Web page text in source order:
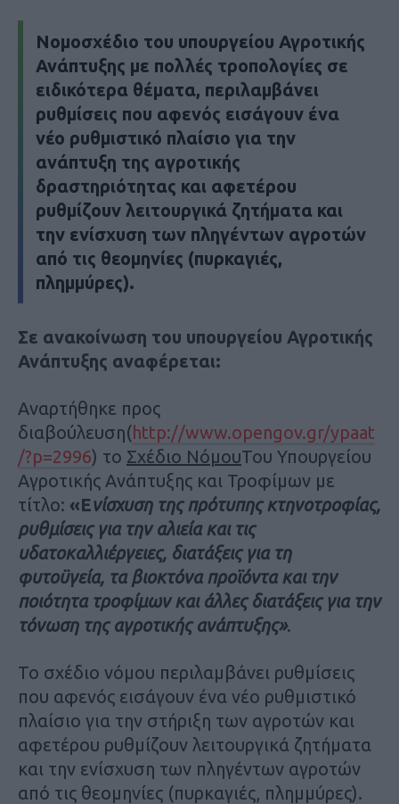
Νομοσχέδιο του υπουργείου Αγροτικής
Ανάπτυξης με πολλές τροπολογίες σε
ειδικότερα θέματα, περιλαμβάνει
ρυθμίσεις που αφενός εισάγουν ένα
νέο ρυθμιστικό πλαίσιο για την
ανάπτυξη της αγροτικής
δραστηριότητας και αφετέρου
ρυθμίζουν λειτουργικά ζητήματα και
την ενίσχυση των πληγέντων αγροτών
από τις θεομηνίες (πυρκαγιές,
πλημμύρες).
Σε ανακοίνωση του υπουργείου Αγροτικής
Ανάπτυξης αναφέρεται:
Αναρτήθηκε προς
διαβούλευση(http://www.opengov.gr/ypaat
/?p=2996) το Σχέδιο ΝόμουΤου Υπουργείου
Αγροτικής Ανάπτυξης και Τροφίμων με
τίτλο: «Ενίσχυση της πρότυπης κτηνοτροφίας,
ρυθμίσεις για την αλιεία και τις
υδατοκαλλιέργειες, διατάξεις για τη
φυτοϋγεία, τα βιοκτόνα προϊόντα και την
ποιότητα τροφίμων και άλλες διατάξεις για την
τόνωση της αγροτικής ανάπτυξης».
Το σχέδιο νόμου περιλαμβάνει ρυθμίσεις
που αφενός εισάγουν ένα νέο ρυθμιστικό
πλαίσιο για την στήριξη των αγροτών και
αφετέρου ρυθμίζουν λειτουργικά ζητήματα
και την ενίσχυση των πληγέντων αγροτών
από τις θεομηνίες (πυρκαγιές, πλημμύρες).